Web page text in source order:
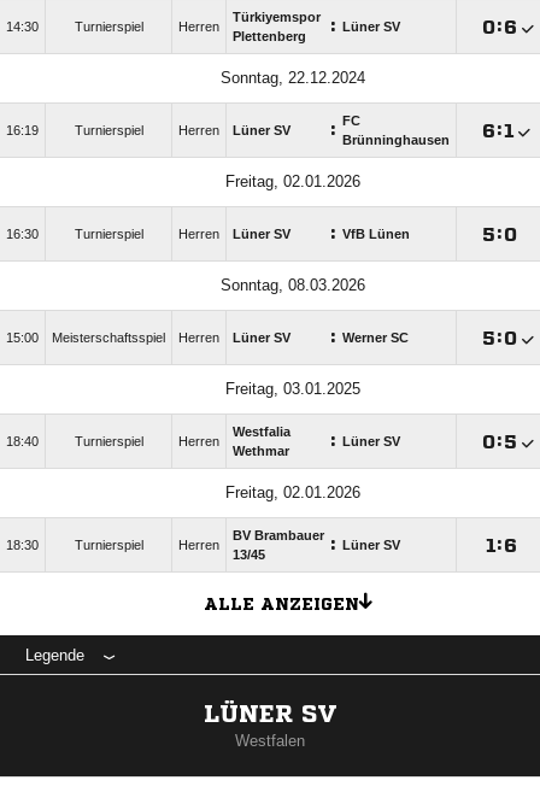
14:30 Turnierspiel Herren
Türkiyemspor
Plettenberg
: Lüner SV :
Sonntag, 22.12.2024
16:19 Turnierspiel Herren Lüner SV :
FC
Brünninghausen
:
Freitag, 02.01.2026
16:30 Turnierspiel Herren Lüner SV : VfB Lünen :
Sonntag, 08.03.2026
15:00 Meisterschaftsspiel Herren Lüner SV : Werner SC :
Freitag, 03.01.2025
18:40 Turnierspiel Herren
Westfalia
Wethmar
: Lüner SV :
Freitag, 02.01.2026
18:30 Turnierspiel Herren
BV Brambauer
13/​45
: Lüner SV :
ALLE ANZEIGEN
Legende
LÜNER SV
Westfalen